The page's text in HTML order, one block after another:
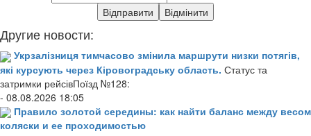
Другие новости:
Укрзалізниця тимчасово змінила маршрути низки потягів,
які курсують через Кіровоградську область. Статус та
затримки рейсівПоїзд №128:
- 08.08.2026 18:05
Правило золотой середины: как найти баланс между весом
коляски и ее проходимостью